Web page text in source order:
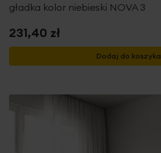
gładka kolor niebieski NOVA 3
231,40 zł
Dodaj do koszyka